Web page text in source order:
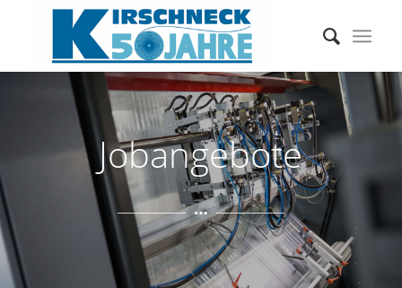
Jobangebote